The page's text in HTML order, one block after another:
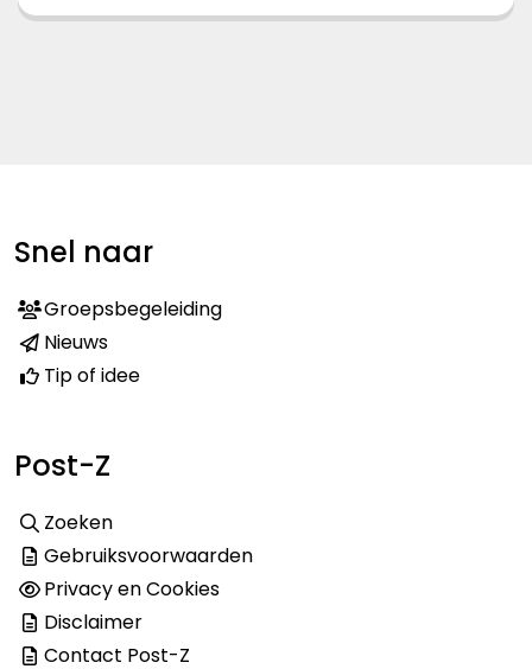
Snel naar
Groepsbegeleiding
Nieuws
Tip of idee
Post-Z
Zoeken
Gebruiksvoorwaarden
Privacy en Cookies
Disclaimer
Contact Post-Z